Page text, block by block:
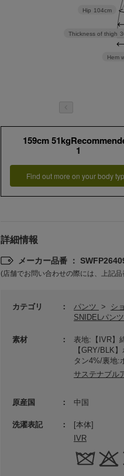
Hem
Thickness of thigh
Hip 104cm
159cm
1
Find out more on your body
詳細情報
メーカー品番 ：
(店舗でお問い合わせの際には、上記
カテゴリ パンツ >
シ
SNIDELパンツ
素材
表地:【IVR】
【GRY/BLK
タン4%/裏地:
サステナブル
原産国 中国
洗濯表記
[本体]
IVR